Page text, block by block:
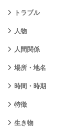
トラブル
人物
人間関係
場所・地名
時間・時期
特徴
生き物